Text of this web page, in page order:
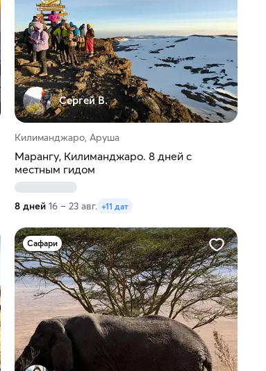
Сергей В.
Килиманджаро, Аруша
Марангу, Килиманджаро. 8 дней с
местным гидом
8 дней 16 – 23 авг. +11 дат
Сафари